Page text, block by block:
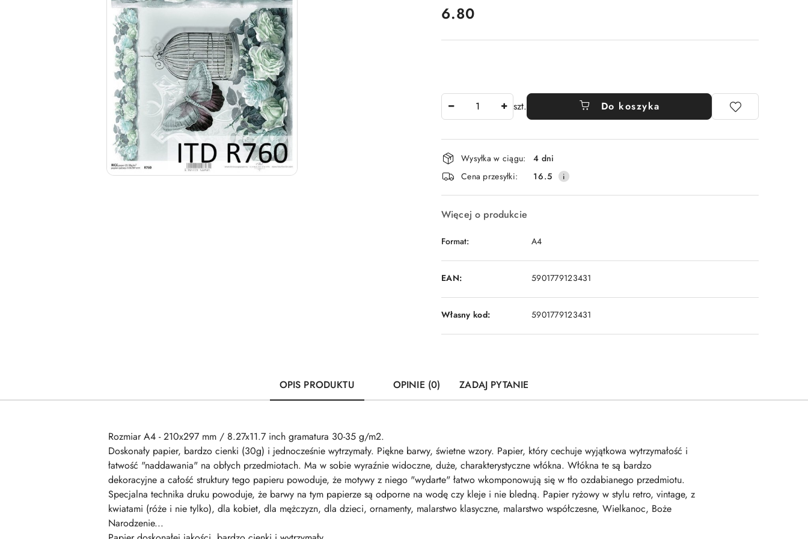
cena:
6.80
szt. Do koszyka
Dostępność
i
dostawa
Wysyłka w ciągu:
4 dni
Cena przesyłki:
16.5
Więcej o produkcie
Format: A4
EAN: 5901779123431
Własny kod: 5901779123431
OPIS PRODUKTU OPINIE (0) ZADAJ PYTANIE
Rozmiar A4 - 210x297 mm / 8.27x11.7 inch gramatura 30-35 g/m2.
Doskonały papier, bardzo cienki (30g) i jednocześnie wytrzymały. Piękne barwy, świetne wzory. Papier, który cechuje wyjątkowa wytrzymałość i
łatwość "naddawania" na obłych przedmiotach. Ma w sobie wyraźnie widoczne, duże, charakterystyczne włókna. Włókna te są bardzo
dekoracyjne a całość struktury tego papieru powoduje, że motywy z niego "wydarte" łatwo wkomponowują się w tło ozdabianego przedmiotu.
Specjalna technika druku powoduje, że barwy na tym papierze są odporne na wodę czy kleje i nie bledną. Papier ryżowy w stylu retro, vintage, z
kwiatami (róże i nie tylko), dla kobiet, dla mężczyzn, dla dzieci, ornamenty, malarstwo klasyczne, malarstwo współczesne, Wielkanoc, Boże
Narodzenie...